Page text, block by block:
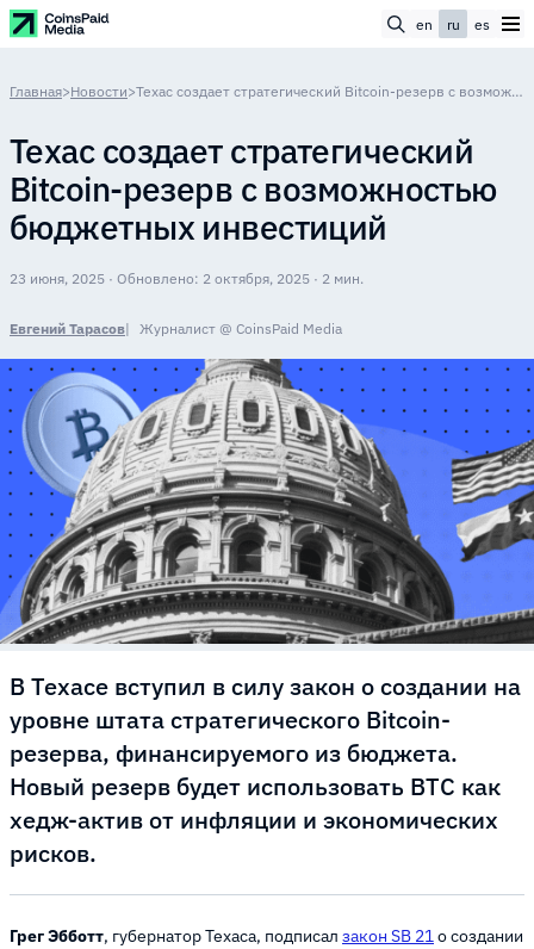
en ru es
Главная>Новости> Техас создает стратегический Bitcoin-резерв с возможностью бюджетных инвестиций
Техас создает стратегический
Bitcoin-резерв с возможностью
бюджетных инвестиций
23 июня, 2025 · Обновлено: 2 октября, 2025 · 2 мин.
Евгений Тарасов Журналист @ CoinsPaid Media
В Техасе вступил в силу закон о создании на
уровне штата стратегического Bitcoin-
резерва, финансируемого из бюджета.
Новый резерв будет использовать BTC как
хедж-актив от инфляции и экономических
рисков.
Грег Эбботт, губернатор Техаса, подписал закон SB 21о создании